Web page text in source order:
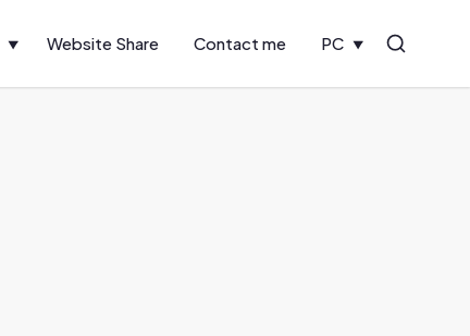
Website Share Contact me PC Search